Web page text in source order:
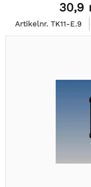
30,9
Artikelnr. TK11-E.9